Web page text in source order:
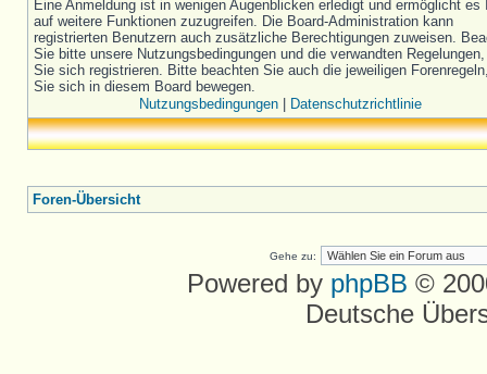
Eine Anmeldung ist in wenigen Augenblicken erledigt und ermöglicht es
auf weitere Funktionen zuzugreifen. Die Board-Administration kann
registrierten Benutzern auch zusätzliche Berechtigungen zuweisen.
Sie bitte unsere Nutzungsbedingungen und die verwandten
Sie sich registrieren. Bitte beachten Sie auch die jeweiligen
Sie sich in diesem Board bewegen.
Nutzungsbedingungen| Datenschutzrichtlinie
Foren-Übersicht
Gehe zu:
Powered by phpBB ©
Deutsche